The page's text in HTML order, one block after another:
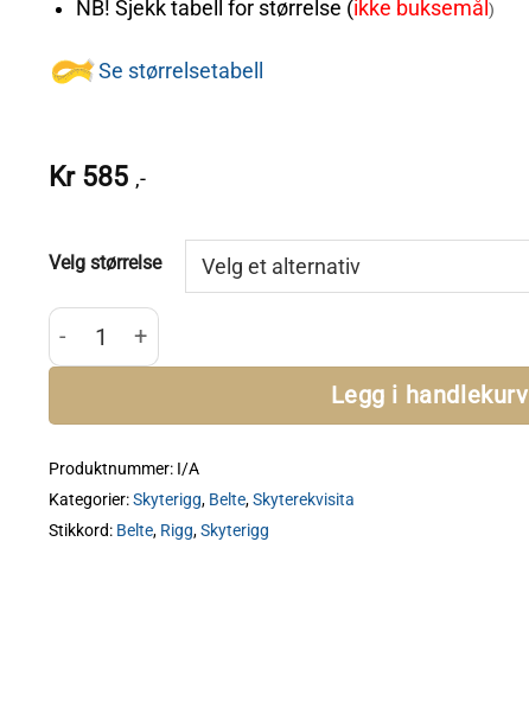
NB! Sjekk tabell for størrelse (ikke buksemål )
Se størrelsetabell
Kr 585 ,-
Velg størrelse
DAA Premium Belte antall
Legg i handlekurv
Produktnummer: I/A
Kategorier:Skyterigg, Belte,Skyterekvisita
Stikkord: Belte, Rigg,Skyterigg